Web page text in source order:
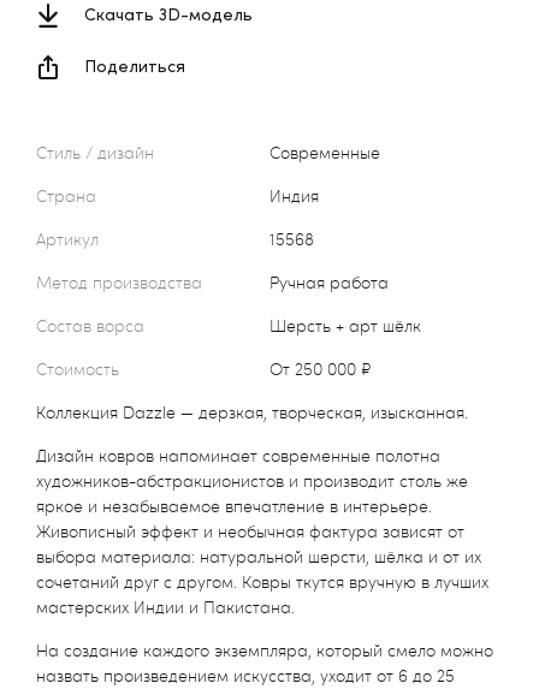
Стиль / дизайн
Современные
Страна
Индия
Артикул
15568
Метод производства
Ручная работа
Состав ворса
Шерсть + арт шёлк
Стоимость
от 250 000 ₽
Коллекция Dazzle — дерзкая, творческая, изысканная.
Дизайн ковров напоминает современные полотна
художников-абстракционистов и производит столь же
яркое и незабываемое впечатление в интерьере.
Живописный эффект и необычная фактура зависят от
выбора материала: натуральной шерсти, шёлка и от их
сочетаний друг с другом. Ковры ткутся вручную в лучших
мастерских Индии и Пакистана.
На создание каждого экземпляра, который смело можно
назвать произведением искусства, уходит от 6 до 25
Скачать 3D-модель
Поделиться